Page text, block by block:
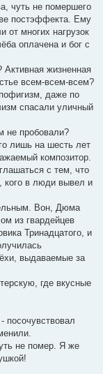
чуть не помершего
постэффекта. Ему
от многих нагрузок
оплачена и бог с
жизненная
всем-всем-всем?
даже по
спасали уличный
не пробовали?
лишь на шесть лет
композитор.
с тем, что
кого в люди вывел и
Вон, Дюма
из гвардейцев
Тринадцатого, и
выдаваемые за
где вкусные
посочувствовал
не помер. Я же